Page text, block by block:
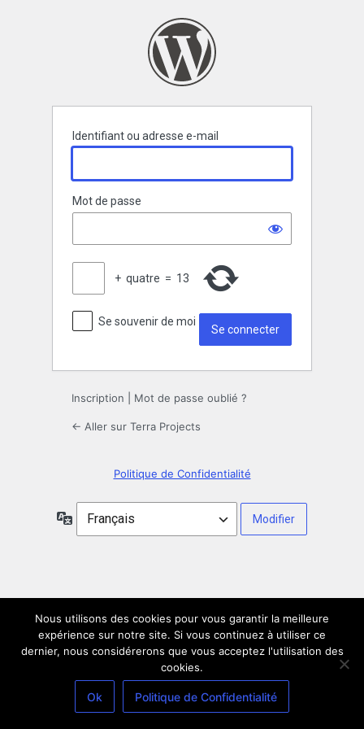
Identifiant ou adresse e-mail
Mot de passe
+ quatre = 13
Se souvenir de moi
Inscription Mot de passe oublié ?
← Aller sur Terra Projects
Politique de Confidentialité
Langue
Nous utilisons des cookies pour vous garantir la meilleure
expérience sur notre site. Si vous continuez à utiliser ce
dernier, nous considérerons que vous acceptez l'utilisation des
cookies.
Ok Politique de Confidentialité